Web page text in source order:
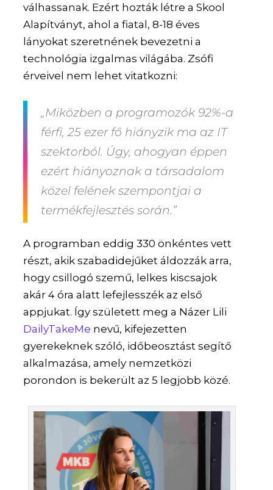
válhassanak. Ezért hozták létre a Skool
Alapítványt, ahol a fiatal, 8-18 éves
lányokat szeretnének bevezetni a
technológia izgalmas világába. Zsófi
érveivel nem lehet vitatkozni:
„Miközben a programozók 92%-a
férfi, 25 ezer fő hiányzik ma az IT
szektorból. Úgy, ahogyan éppen
ezért hiányoznak a társadalom
közel felének szempontjai a
termékfejlesztés során.”
A programban eddig 330 önkéntes vett
részt, akik szabadidejűket áldozzák arra,
hogy csillogó szemű, lelkes kiscsajok
akár 4 óra alatt lefejlesszék az első
appjukat. Így született meg a Názer Lili
DailyTakeMe nevű, kifejezetten
gyerekeknek szóló, időbeosztást segítő
alkalmazása, amely nemzetközi
porondon is bekerült az 5 legjobb közé.